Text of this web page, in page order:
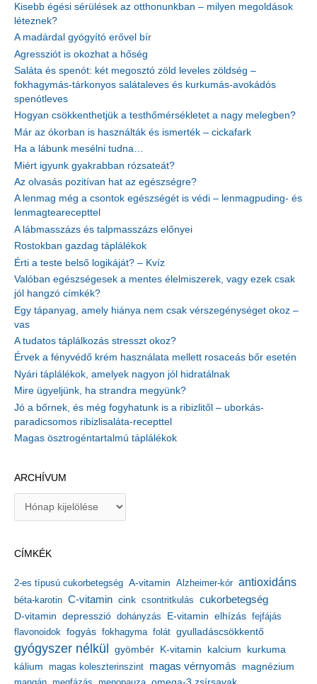
Kisebb égési sérülések az otthonunkban – milyen megoldások
léteznek?
A madárdal gyógyító erővel bír
Agressziót is okozhat a hőség
Saláta és spenót: két megosztó zöld leveles zöldség –
fokhagymás-tárkonyos salátaleves és kurkumás-avokádós
spenótleves
Hogyan csökkenthetjük a testhőmérsékletet a nagy melegben?
Már az ókorban is használták és ismerték – cickafark
Ha a lábunk mesélni tudna…
Miért igyunk gyakrabban rózsateát?
Az olvasás pozitívan hat az egészségre?
A lenmag még a csontok egészségét is védi – lenmagpuding- és
lenmagtearecepttel
A lábmasszázs és talpmasszázs előnyei
Rostokban gazdag táplálékok
Érti a teste belső logikáját? – Kvíz
Valóban egészségesek a mentes élelmiszerek, vagy ezek csak
jól hangzó címkék?
Egy tápanyag, amely hiánya nem csak vérszegénységet okoz –
vas
A tudatos táplálkozás stresszt okoz?
Érvek a fényvédő krém használata mellett rosaceás bőr esetén
Nyári táplálékok, amelyek nagyon jól hidratálnak
Mire ügyeljünk, ha strandra megyünk?
Jó a bőrnek, és még fogyhatunk is a ribizlitől – uborkás-
paradicsomos ribizlisaláta-recepttel
Magas ösztrogéntartalmú táplálékok
ARCHÍVUM
í
u
m
CÍMKÉK
2-es típusú cukorbetegség A-vitamin Alzheimer-kór antioxidáns
béta-karotin C-vitamin cink csontritkulás cukorbetegség
D-vitamin depresszió dohányzás E-vitamin elhízás fejfájás
flavonoidok fogyás fokhagyma folát gyulladáscsökkentő
gyógyszer nélkül gyömbér K-vitamin kalcium kurkuma
kálium magas koleszterinszint magas vérnyomás magnézium